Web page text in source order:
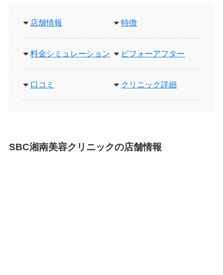
店舗情報 特徴
料金シミュレーション ビフォーアフター
口コミ クリニック詳細
SBC湘南美容クリニックの店舗情報